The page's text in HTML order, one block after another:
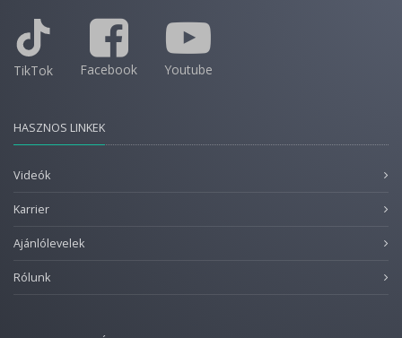
TikTok Facebook Youtube
HASZNOS LINKEK
Videók
Karrier
Ajánlólevelek
Rólunk